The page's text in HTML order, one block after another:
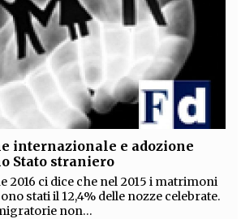
internazionale e adozione
Stato straniero
2016 ci dice che nel 2015 i matrimoni
stati il 12,4% delle nozze celebrate.
non...